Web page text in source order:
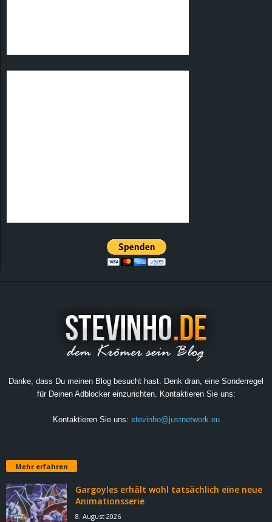
Danke, dass Du meinen Blog besucht hast. Denk dran, eine Sonderregel
für Deinen Adblocker einzurichten. Kontaktieren Sie uns:
Kontaktieren Sie uns: stevinho@justnetwork.eu
Mehr erfahren
Gargoyles erhält wohl tatsächlich eine neue
Animationsserie
8. August 2026